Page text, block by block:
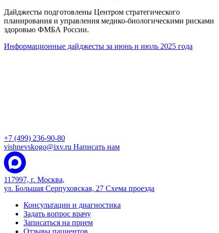
Дайджесты подготовлены Центром стратегического
планирования и управления медико-биологическими рисками
здоровью ФМБА России.
Информационные дайджесты за июнь и июль 2025 года
+7 (499) 236-90-80
vishnevskogo@ixv.ru Написать нам
117997, г. Москва,
ул. Большая Серпуховская, 27 Схема проезда
Консультации и диагностика
Задать вопрос врачу
Записаться на прием
Отзывы пациентов